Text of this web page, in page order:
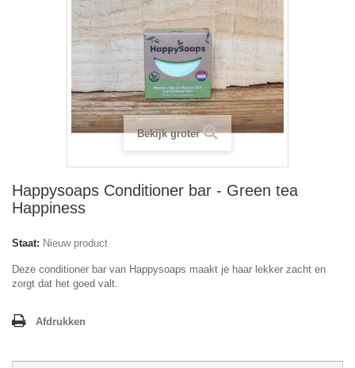
Bekijk groter
Happysoaps Conditioner bar - Green tea
Happiness
Staat: Nieuw product
Deze conditioner bar van Happysoaps maakt je haar lekker zacht en
zorgt dat het goed valt.
Afdrukken